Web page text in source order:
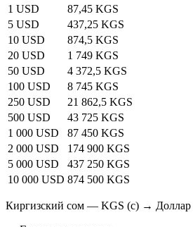
1 USD
87,45 KGS
5 USD
437,25 KGS
10 USD
874,5 KGS
20 USD
1 749 KGS
50 USD
4 372,5 KGS
100 USD
8 745 KGS
250 USD
21 862,5 KGS
500 USD
43 725 KGS
1 000 USD
87 450 KGS
2 000 USD
174 900 KGS
5 000 USD
437 250 KGS
10 000 USD 874 500 KGS
Киргизский сом — KGS (с) →